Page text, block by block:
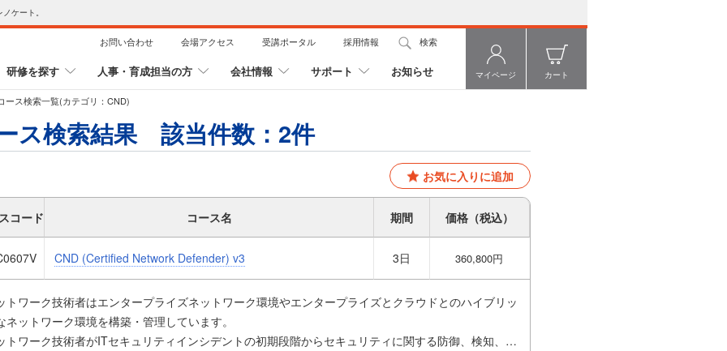
ケート。
お問い合わせ 会場アクセス 受講ポータル 採用情報 検索
研修を探す 人事・育成担当の方 会社情報 サポート お知らせ マイページ カート
ス検索一覧(カテゴリ：CND)
ス検索結果 該当件数： 2件
お気に入りに追加
コード コース名 期間 価格（税込）
CND (Certified Network Defender) v3 3日 360,800円
トワーク技術者はエンタープライズネットワーク環境やエンタープライズとクラウドとのハイブリッ
ネットワーク環境を構築・管理しています。
トワーク技術者がITセキュリティインシデントの初期段階からセキュリティに関する防御、検知、対